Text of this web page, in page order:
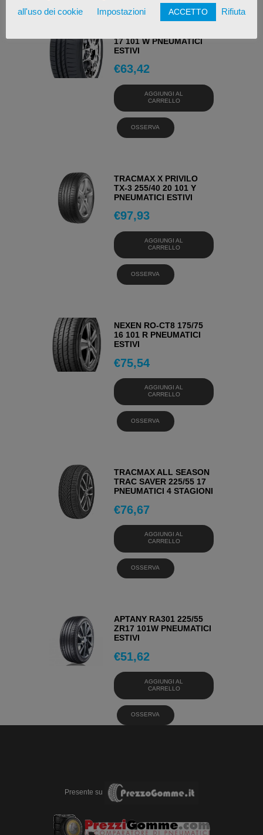
17 101 W PNEUMATICI
ESTIVI
€63,42
AGGIUNGI AL
CARRELLO
OSSERVA
TRACMAX X PRIVILO
TX-3 255/40 20 101 Y
PNEUMATICI ESTIVI
€97,93
AGGIUNGI AL
CARRELLO
OSSERVA
NEXEN RO-CT8 175/75
16 101 R PNEUMATICI
ESTIVI
€75,54
AGGIUNGI AL
CARRELLO
OSSERVA
TRACMAX ALL SEASON
TRAC SAVER 225/55 17
PNEUMATICI 4 STAGIONI
€76,67
AGGIUNGI AL
CARRELLO
OSSERVA
APTANY RA301 225/55
ZR17 101W PNEUMATICI
ESTIVI
€51,62
AGGIUNGI AL
CARRELLO
OSSERVA
Presente su
all'uso dei cookie
Impostazioni ACCETTO Rifiuta